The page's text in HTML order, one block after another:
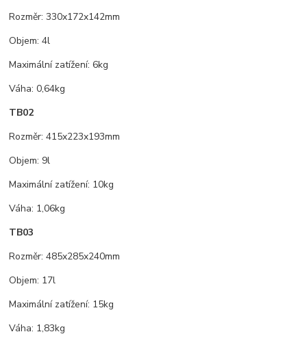
Rozměr: 330x172x142mm
Objem: 4l
Maximální zatížení: 6kg
Váha: 0,64kg
TB02
Rozměr: 415x223x193mm
Objem: 9l
Maximální zatížení: 10kg
Váha: 1,06kg
TB03
Rozměr: 485x285x240mm
Objem: 17l
Maximální zatížení: 15kg
Váha: 1,83kg